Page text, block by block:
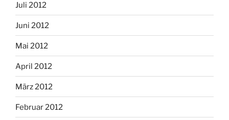
Juli 2012
Juni 2012
Mai 2012
April 2012
März 2012
Februar 2012